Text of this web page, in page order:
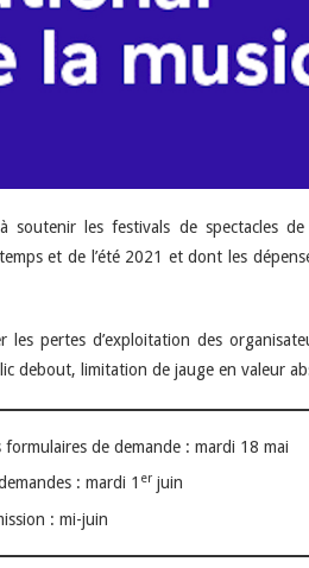
soutenir les festivals de spectacles
et de l’été 2021 et dont les
pertes d’exploitation des
debout, limitation de jauge en valeur
formulaires de demande : mardi 18 mai
: mardi 1 er juin
: mi-juin